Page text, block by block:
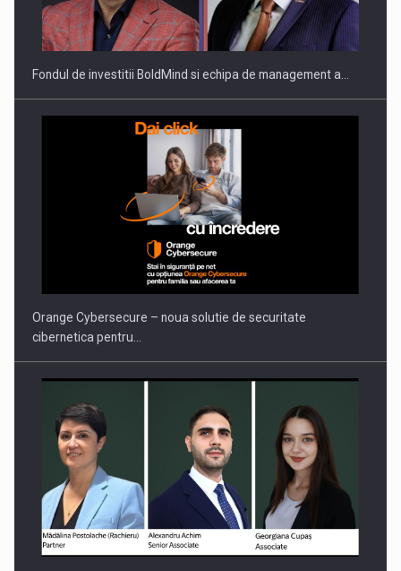
Fondul de investitii BoldMind si echipa de management a…
Orange Cybersecure – noua solutie de securitate
cibernetica pentru…